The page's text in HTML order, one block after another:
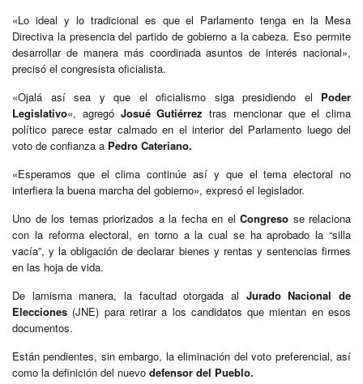
«Lo ideal y lo tradicional es que el Parlamento tenga en la Mesa
Directiva la presencia del partido de gobierno a la cabeza. Eso permite
desarrollar de manera más coordinada asuntos de interés nacional»,
precisó el congresista oficialista.
«Ojalá así sea y que el oficialismo siga presidiendo el Poder
Legislativo«, agregó Josué Gutiérrez tras mencionar que el clima
político parece estar calmado en el interior del Parlamento luego del
voto de confianza a Pedro Cateriano.
«Esperamos que el clima continúe así y que el tema electoral no
interfiera la buena marcha del gobierno», expresó el legislador.
Uno de los temas priorizados a la fecha en el Congreso se relaciona
con la reforma electoral, en torno a la cual se ha aprobado la “silla
vacía”, y la obligación de declarar bienes y rentas y sentencias firmes
en las hoja de vida.
De lamisma manera, la facultad otorgada al Jurado Nacional de
Elecciones (JNE) para retirar a los candidatos que mientan en esos
documentos.
Están pendientes, sin embargo, la eliminación del voto preferencial, así
como la definición del nuevo defensor del Pueblo.